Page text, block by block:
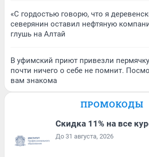
«С гордостью говорю, что я
северянин оставил нефтяную
глушь на Алтай
В уфимский приют привезли
почти ничего о себе не помнит.
вам знакома
ПРОМОКОДЫ
Скидка 11% на все
До 31 августа, 2026